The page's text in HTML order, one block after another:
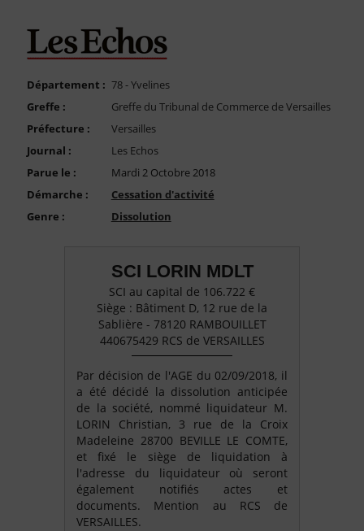
FAQ
Nous Contacter
Compte PRO
Département : 78 - Yvelines
Greffe :
Greffe du Tribunal de Commerce de Versailles
Préfecture :
Versailles
Journal :
Les Echos
Parue le :
Mardi 2 Octobre 2018
Démarche :
Cessation d'activité
Genre :
Dissolution
SCI LORIN MDLT
SCI au capital de 106.722 €
Siège : Bâtiment D, 12 rue de la
Sablière - 78120 RAMBOUILLET
440675429 RCS de VERSAILLES
Par décision de l'AGE du 02/09/2018, il
a été décidé la dissolution anticipée
de la société, nommé liquidateur M.
LORIN Christian, 3 rue de la Croix
Madeleine 28700 BEVILLE LE COMTE,
et fixé le siège de liquidation à
l'adresse du liquidateur où seront
également notifiés actes et
documents. Mention au RCS de
VERSAILLES.